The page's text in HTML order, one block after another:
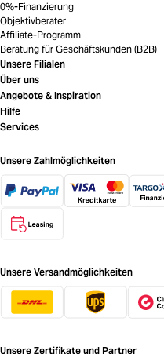
0%-Finanzierung
Objektivberater
Affiliate-Programm
Beratung für Geschäftskunden (B2B)
Unsere Filialen
Über uns
Angebote & Inspiration
Hilfe
Services
Unsere Zahlmöglichkeiten
Unsere Versandmöglichkeiten
Unsere Zertifikate und Partner